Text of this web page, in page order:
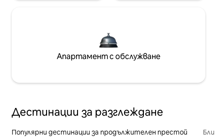
Апартамент с обслужване
Дестинации за разглеждане
Популярни дестинации за продължителен престой